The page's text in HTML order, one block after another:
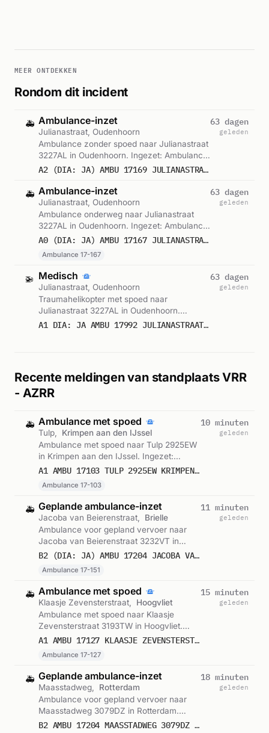
MEER ONTDEKKEN
Rondom dit incident
🚑 Ambulance-inzet
Julianastraat, Oudenhoorn
Ambulance zonder spoed naar Julianastraat
3227AL in Oudenhoorn. Ingezet: Ambulance.
Gemeld om 09:14.
A2 (DIA: JA) AMBU 17169 JULIANASTRAAT 3227AL OUDENHOORN OUDNHN BON 85762
63 dagen
geleden
🚑 Ambulance-inzet
Julianastraat, Oudenhoorn
Ambulance onderweg naar Julianastraat
3227AL in Oudenhoorn. Ingezet: Ambulance
17-167. Gemeld om 09:23.
A0 (DIA: JA) AMBU 17167 JULIANASTRAAT 3227AL OUDENHOORN OUDNHN BON 85766
Ambulance 17-167
63 dagen
geleden
🚁 Medisch
Julianastraat, Oudenhoorn
Traumahelikopter met spoed naar
Julianastraat 3227AL in Oudenhoorn.
Ingezet: Ambulance. Gemeld om 09:23.
A1 DIA: JA AMBU 17992 JULIANASTRAAT 3227AL OUDENHOORN OUDNHN BON 85765
63 dagen
geleden
Recente meldingen van standplaats VRR
- AZRR
🚑 Ambulance met spoed
Tulp,
Krimpen aan den IJssel
Ambulance met spoed naar Tulp 2925EW
in Krimpen aan den IJssel. Ingezet:
Ambulance 17-103. Gemeld om 11:27.
A1 AMBU 17103 TULP 2925EW KRIMPEN AAN DEN IJSSEL KRIMIJ BON 121822
Ambulance 17-103
10 minuten
geleden
🚑 Geplande ambulance-inzet
Jacoba van Beierenstraat,
Brielle
Ambulance voor gepland vervoer naar
Jacoba van Beierenstraat 3232VT in
Brielle. Ingezet: Ambulance 17-151.
B2 (DIA: JA) AMBU 17204 JACOBA VAN BEIERENSTRAAT 3232VT BRIELLE BRIELL BON 121820
Ambulance 17-151
11 minuten
geleden
🚑 Ambulance met spoed
Klaasje Zevensterstraat,
Hoogvliet
Ambulance met spoed naar Klaasje
Zevensterstraat 3193TW in Hoogvliet.
Ingezet: Ambulance 17-127. Gemeld om A1 AMBU 17127 KLAASJE ZEVENSTERSTRAAT 3193TW HOOGVLIET ROTTERDAM HOOGVL BON 121818
Ambulance 17-127
15 minuten
geleden
🚑 Geplande ambulance-inzet
Maasstadweg,
Rotterdam
Ambulance voor gepland vervoer naar
Maasstadweg 3079DZ in Rotterdam.
Ingezet: Ambulance 17-151. Gemeld om B2 AMBU 17204 MAASSTADWEG 3079DZ ROTTERDAM ROTTDM BON 121816
18 minuten
geleden